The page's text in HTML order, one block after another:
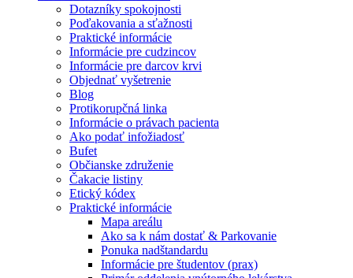
Dotazníky spokojnosti
Poďakovania a sťažnosti
Praktické informácie
Informácie pre cudzincov
Informácie pre darcov krvi
Objednať vyšetrenie
Blog
Protikorupčná linka
Informácie o právach pacienta
Ako podať infožiadosť
Bufet
Občianske združenie
Čakacie listiny
Etický kódex
Praktické informácie
Mapa areálu
Ako sa k nám dostať & Parkovanie
Ponuka nadštandardu
Informácie pre študentov (prax)